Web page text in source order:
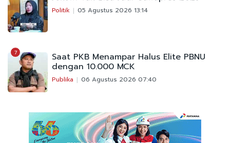
Politik 05 Agustus 2026 13:14
7 Saat PKB Menampar Halus Elite PBNU
dengan 10.000 MCK
Publika 06 Agustus 2026 07:40